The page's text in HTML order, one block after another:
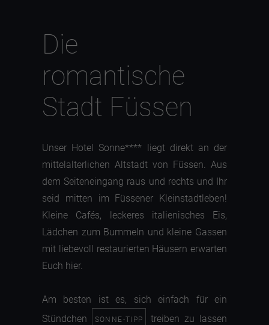
Die
romantische
Stadt Füssen
Unser Hotel Sonne**** liegt direkt an der
mittelalterlichen Altstadt von Füssen. Aus
dem Seiteneingang raus und rechts und Ihr
seid mitten im Füssener Kleinstadtleben!
Kleine Cafés, leckeres italienisches Eis,
Lädchen zum Bummeln und kleine Gassen
mit liebevoll restaurierten Häusern erwarten
Euch hier.
Am besten ist es, sich einfach für ein
Stündchen
SONNE-TIPP
treiben zu lassen